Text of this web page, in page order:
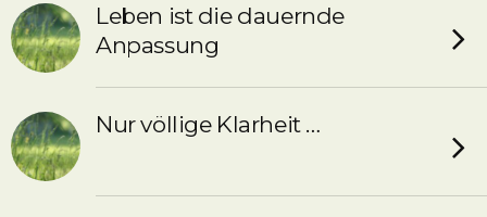
Leben ist die dauernde
Anpassung
Nur völlige Klarheit …